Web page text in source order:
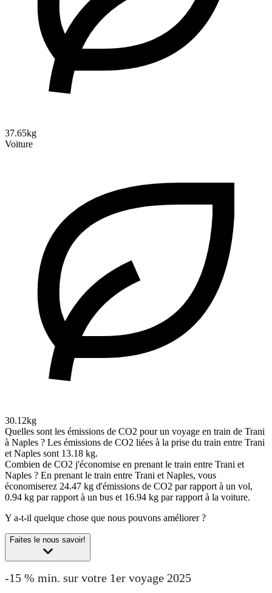
37.65kg
Voiture
30.12kg
Quelles sont les émissions de CO2 pour un voyage en train de Trani
à Naples ? Les émissions de CO2 liées à la prise du train entre Trani
et Naples sont 13.18 kg.
Combien de CO2 j'économise en prenant le train entre Trani et
Naples ? En prenant le train entre Trani et Naples, vous
économiserez 24.47 kg d'émissions de CO2 par rapport à un vol,
0.94 kg par rapport à un bus et 16.94 kg par rapport à la voiture.
Y a-t-il quelque chose que nous pouvons améliorer ?
Faites le nous savoir!
-15 % min. sur votre 1er voyage 2025